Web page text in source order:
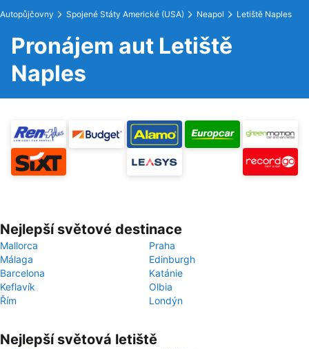
Autopůjčovny Spojené Státy Americké (USA) Neapol Letiště Naples
Pronájem aut Letiště
Naples
Nejlepší světové destinace
Mallorca
Praha
Málaga
Edinburgh
Barcelona
Katánie
Keflavík
Olbia
Řím
Londýn
Nejlepší světová letiště